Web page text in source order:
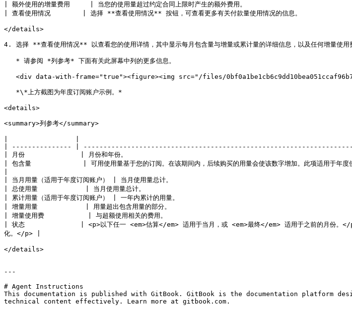
| 额外使用的增量费用     | 当您的使用量超过约定合同上限时产生的额外费用。
| 查看使用情况        | 选择 **查看使用情况** 按钮，可查看更多有关付款量使用情
</details>
4. 选择 **查看使用情况** 以查看您的使用详情，其中显示每月包含量与增量或累计量的详细信息，以及任何增量使用
<details>
<summary>列参考</summary>
| --------------- |
| 月份              | 月份和年份。
| 包含量             | 可用使用量基于您的订阅。在该期间内，后续购买的用量会使该数字增加。此项适用于年度使
| 当月用量（适用于年度订阅账户） | 当月使用量总计。
| 总使用量            | 当月使用量总计。
| 累计用量（适用于年度订阅账户） | 一年内累计的用量。
| 增量用量            | 用量超出包含用量的部分。
| 增量使用费           | 与超额使用相关的费用。
| 状态              | <p>以下任一 <em>估算</em> 适用于当月，或 <em>最终</em> 适用于之前的月份。</
化。</p> |
</details>
---
# Agent Instructions
This documentation is published with GitBook. GitBook is the documentation platform
technical content effectively. Learn more at gitbook.com.